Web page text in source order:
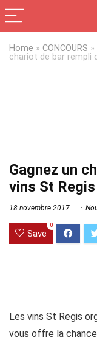
Home » CONCOURS »
chariot de bar rempli
Gagnez un
vins St Regis
18 novembre 2017
Save
0
Les vins St Regis
vous offre la